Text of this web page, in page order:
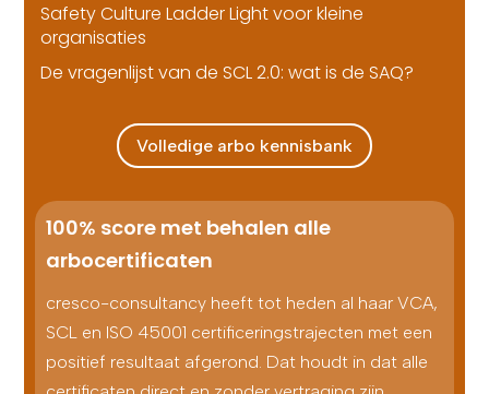
Safety Culture Ladder Light voor kleine
organisaties
De vragenlijst van de SCL 2.0: wat is de SAQ?
Volledige arbo kennisbank
100% score met behalen alle
arbocertificaten
cresco-consultancy heeft tot heden al haar VCA,
SCL en ISO 45001 certificeringstrajecten met een
positief resultaat afgerond. Dat houdt in dat alle